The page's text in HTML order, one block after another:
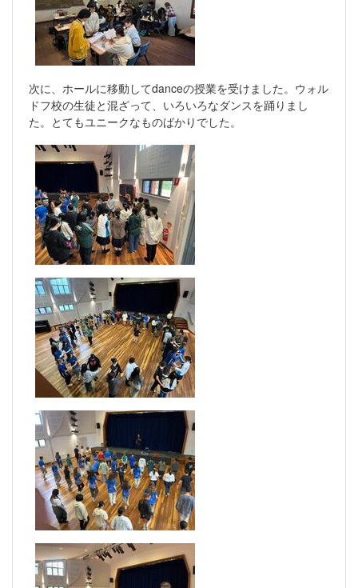
次に、ホールに移動してdanceの授業を受けました。ウォル
ドフ校の生徒と混ざって、いろいろなダンスを踊りまし
た。とてもユニークなものばかりでした。